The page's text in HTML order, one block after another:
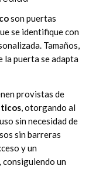
son puertas
se identifique con
Tamaños,
la puerta se adapta
provistas de
, otorgando al
sin necesidad de
sin barreras
y un
, consiguiendo un